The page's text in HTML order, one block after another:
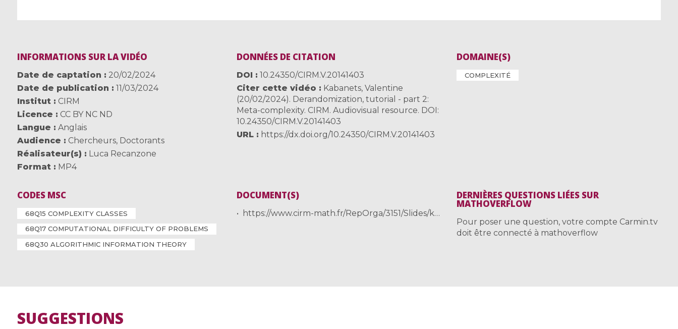
INFORMATIONS SUR LA VIDÉO
Date de captation
20/02/2024
Date de publication
11/03/2024
Institut
CIRM
Licence
CC BY NC ND
Langue
Anglais
Audience
Chercheurs, Doctorants
Réalisateur(s)
Luca Recanzone
Format
MP4
DONNÉES DE CITATION
DOI
10.24350/CIRM.V.20141403
Citer cette vidéo
Kabanets, Valentine
(20/02/2024). Derandomization, tutorial - part 2:
Meta-complexity. CIRM. Audiovisual resource. DOI:
10.24350/CIRM.V.20141403
URL
https://dx.doi.org/10.24350/CIRM.V.20141403
DOMAINE(S)
COMPLEXITÉ
CODES MSC
68Q15 COMPLEXITY CLASSES
68Q17 COMPUTATIONAL DIFFICULTY OF PROBLEMS
68Q30 ALGORITHMIC INFORMATION THEORY
DOCUMENT(S)
https://www.cirm-math.fr/RepOrga/3151/Slides/kabanets-slides_19-20_feb.pdf
DERNIÈRES QUESTIONS LIÉES SUR
MATHOVERFLOW
Pour poser une question, votre compte Carmin.tv
doit être connecté à mathoverflow
SUGGESTIONS